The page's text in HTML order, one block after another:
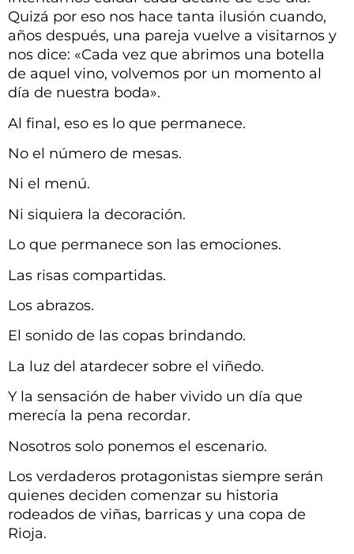
Quizá por eso nos hace tanta ilusión cuando,
años después, una pareja vuelve a visitarnos y
nos dice: «Cada vez que abrimos una botella
de aquel vino, volvemos por un momento al
día de nuestra boda».
Al final, eso es lo que permanece.
No el número de mesas.
Ni el menú.
Ni siquiera la decoración.
Lo que permanece son las emociones.
Las risas compartidas.
Los abrazos.
El sonido de las copas brindando.
La luz del atardecer sobre el viñedo.
Y la sensación de haber vivido un día que
merecía la pena recordar.
Nosotros solo ponemos el escenario.
Los verdaderos protagonistas siempre serán
quienes deciden comenzar su historia
rodeados de viñas, barricas y una copa de
Rioja.